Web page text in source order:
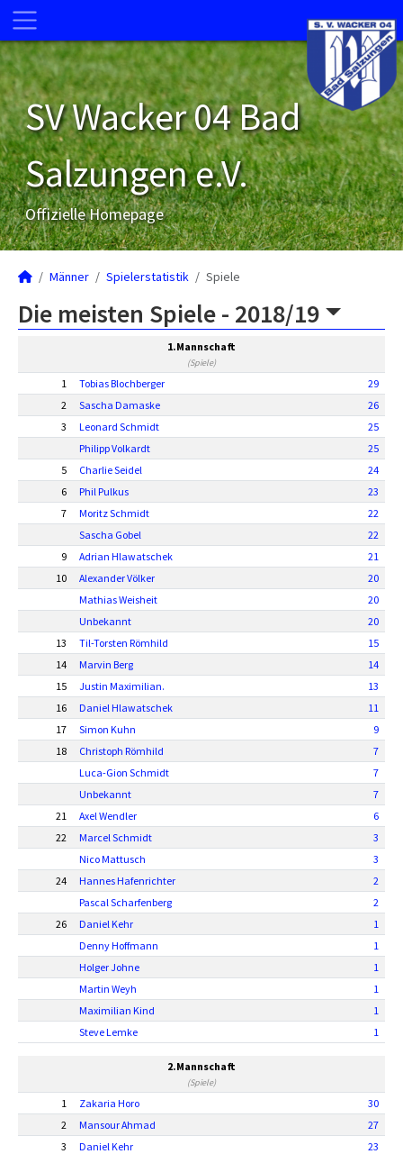
SV Wacker 04 Bad
Salzungen e.V.
Offizielle Homepage
Männer Spielerstatistik Spiele
Die meisten Spiele - 2018/19
1.Mannschaft
(Spiele)
1 Tobias Blochberger
29
2
Sascha Damaske
26
3
Leonard Schmidt
25
Philipp Volkardt
25
5
Charlie Seidel
24
6
Phil Pulkus
23
7
Moritz Schmidt
22
Sascha Gobel
22
9
Adrian Hlawatschek
21
10
Alexander Völker
20
Mathias Weisheit
20
Unbekannt
20
13
Til-Torsten Römhild
15
14
Marvin Berg
14
15
Justin Maximilian.
13
16
Daniel Hlawatschek
11
17
Simon Kuhn
9
18
Christoph Römhild
7
Luca-Gion Schmidt
7
Unbekannt
7
21
Axel Wendler
6
22
Marcel Schmidt
3
Nico Mattusch
3
24
Hannes Hafenrichter
2
Pascal Scharfenberg
2
26
Daniel Kehr
1
Denny Hoffmann
1
Holger Johne
1
Martin Weyh
1
Maximilian Kind
1
Steve Lemke
1
2.Mannschaft
(Spiele)
1 Zakaria Horo
30
2
Mansour Ahmad
27
3
Daniel Kehr
23